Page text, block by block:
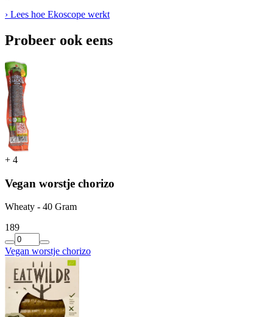
› Lees hoe Ekoscope werkt
Probeer ook eens
+ 4
Vegan worstje chorizo
Wheaty - 40 Gram
189
Vegan worstje chorizo